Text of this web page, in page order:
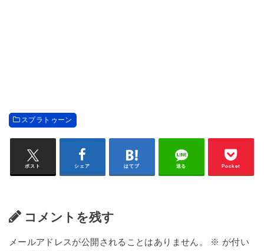
スプラトゥーン
ポスト シェア はてブ 送る Pocket
コメントを残す
メールアドレスが公開されることはありません。 ※ が付い